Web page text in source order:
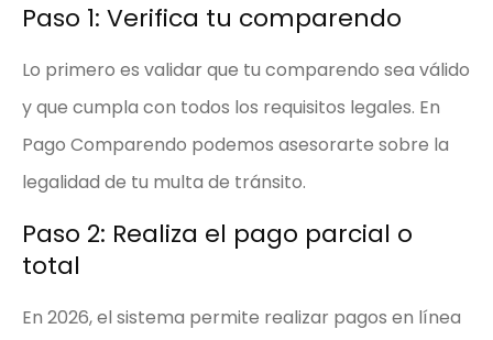
Paso 1: Verifica tu comparendo
Lo primero es validar que tu comparendo sea válido
y que cumpla con todos los requisitos legales. En
Pago Comparendo podemos asesorarte sobre la
legalidad de tu multa de tránsito.
Paso 2: Realiza el pago parcial o
total
En 2026, el sistema permite realizar pagos en línea